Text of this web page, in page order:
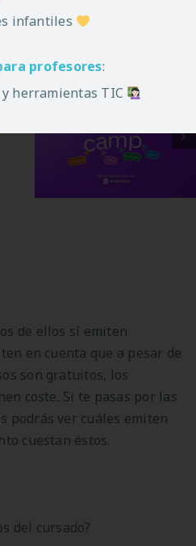
Canva Teachers
gratuita para
docentes
de ellos sí emiten
en cuenta que a pesar de
son gratuitos, los
coste. Si te pasas por las
podrás ver cuáles emiten
cuestan éstos.
del cursado?
infantiles
profesores:
herramientas TIC